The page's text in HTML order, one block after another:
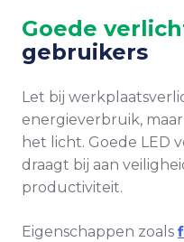
Goede
gebruikers
Let bij
energieverbruik,
het licht. Goede LED
draagt bij aan
productiviteit.
Eigenschappen zoals